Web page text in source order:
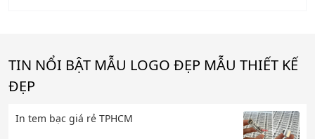
TIN NỔI BẬT MẪU LOGO ĐẸP MẪU THIẾT KẾ
ĐẸP
In tem bạc giá rẻ TPHCM